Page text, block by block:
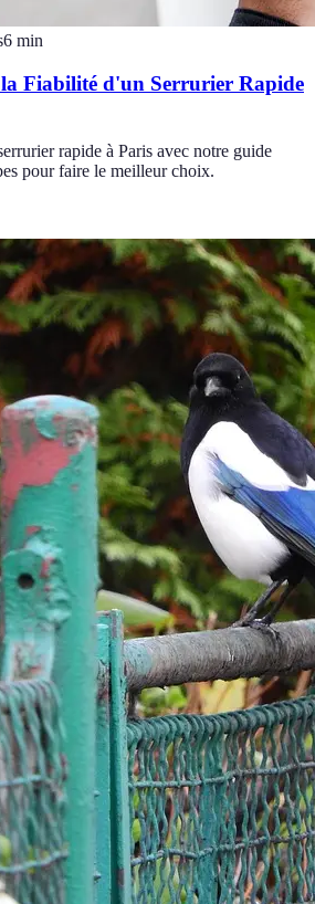
6 min
Fiabilité d'un Serrurier Rapide
rapide à Paris avec notre guide
pour faire le meilleur choix.